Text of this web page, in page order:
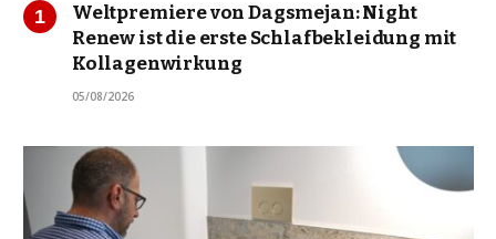
Weltpremiere von Dagsmejan: Night
Renew ist die erste Schlafbekleidung mit
Kollagenwirkung
05/08/2026